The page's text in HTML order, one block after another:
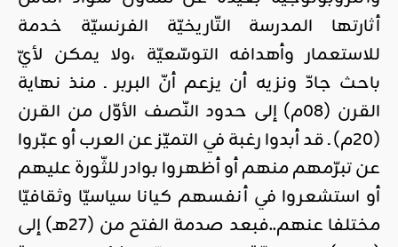
أثارتها المدرسة التّاريخيّة الفرنسيّة خدمة
للاستعمار وأهدافه التوسّعيّة ،ولا يمكن لأيّ
باحث جادّ ونزيه أن يزعم أنّ البربر ـ منذ نهاية
القرن (08م) إلى حدود النّصف الأوّل من القرن
(20م) ـ قد أبدوا رغبة في التميّز عن العرب أو عبّروا
عن تبرّمهم منهم أو أظهروا بوادر للثّورة عليهم
أو استشعروا في أنفسهم كيانا سياسيّا وثقافيّا
مختلفا عنهم..فبعد صدمة الفتح من (27هـ) إلى